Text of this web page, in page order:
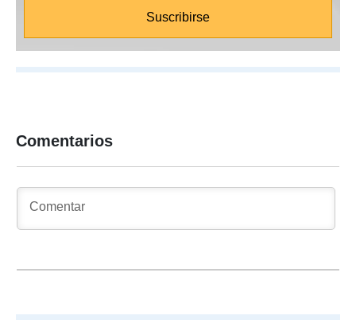
Comentarios